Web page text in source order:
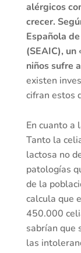
alérgicos
crecer.
Española
(SEAIC),
niños sufre
existen
cifran estos
En cuanto a
Tanto la
lactosa no
patologías
de la
calcula que
450.000
sabrían que
las